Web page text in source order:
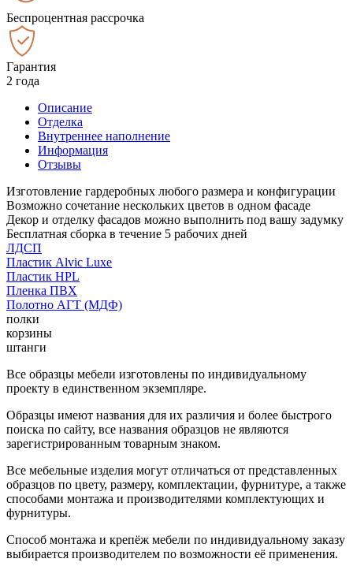
Беспроцентная рассрочка
Гарантия
2 года
Описание
Отделка
Внутреннее наполнение
Информация
Отзывы
Изготовление гардеробных любого размера и конфигурации
Возможно сочетание нескольких цветов в одном фасаде
Декор и отделку фасадов можно выполнить под вашу задумку
Бесплатная сборка в течение 5 рабочих дней
ЛДСП
Пластик Alvic Luxe
Пластик HPL
Пленка ПВХ
Полотно АГТ (МДФ)
полки
корзины
штанги
Все образцы мебели изготовлены по индивидуальному
проекту в единственном экземпляре.
Образцы имеют названия для их различия и более быстрого
поиска по сайту, все названия образцов не являются
зарегистрированным товарным знаком.
Все мебельные изделия могут отличаться от представленных
образцов по цвету, размеру, комплектации, фурнитуре, а также
способами монтажа и производителями комплектующих и
фурнитуры.
Способ монтажа и крепёж мебели по индивидуальному заказу
выбирается производителем по возможности её применения.